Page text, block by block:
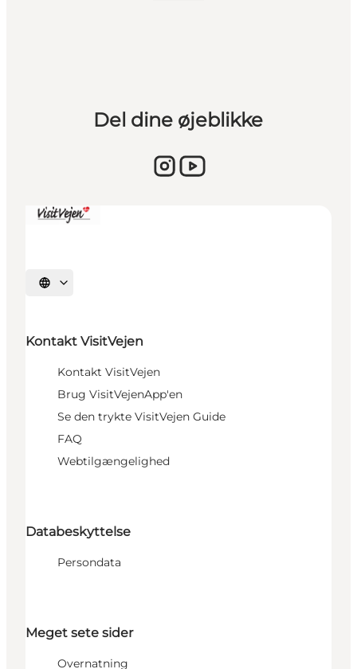
Del dine øjeblikke
Sprache auswählen
Kontakt VisitVejen
Kontakt VisitVejen
Brug VisitVejenApp'en
Se den trykte VisitVejen Guide
FAQ
Webtilgængelighed
Databeskyttelse
Persondata
Meget sete sider
Overnatning